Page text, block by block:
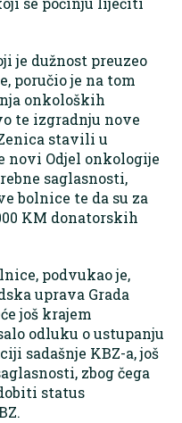
je dužnost preuzeo
poručio je na tom
onkoloških
te izgradnju nove
stavili u
novi Odjel onkologije
saglasnosti,
bolnice te da su za
KM donatorskih
podvukao je,
uprava Grada
još krajem
odluku o ustupanju
sadašnje KBZ-a, još
zbog čega
status